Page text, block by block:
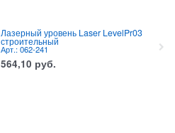
Лазерный уровень Laser LevelPr03
строительный
Арт.: 062-241
564,10 руб.